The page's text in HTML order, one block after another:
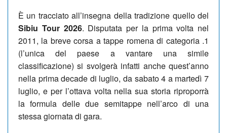
È un tracciato all’insegna della tradizione quello del
Sibiu Tour 2026. Disputata per la prima volta nel
2011, la breve corsa a tappe romena di categoria .1
(l’unica del paese a vantare una simile
classificazione) si svolgerà infatti anche quest’anno
nella prima decade di luglio, da sabato 4 a martedì 7
luglio, e per l’ottava volta nella sua storia riproporrà
la formula delle due semitappe nell’arco di una
stessa giornata di gara.